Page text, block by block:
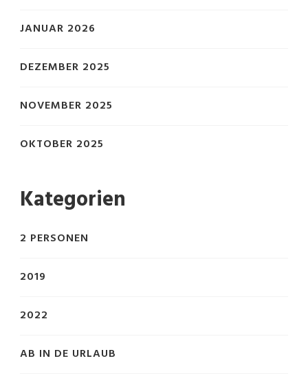
JANUAR 2026
DEZEMBER 2025
NOVEMBER 2025
OKTOBER 2025
Kategorien
2 PERSONEN
2019
2022
AB IN DE URLAUB